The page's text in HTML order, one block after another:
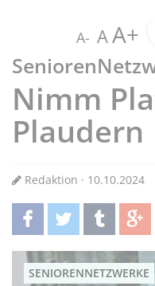
A- AA+
Nimm
Plaudern
Redaktion · 10.10.2024
teilentwittern teilen teilen
SENIORENNETZWERKE